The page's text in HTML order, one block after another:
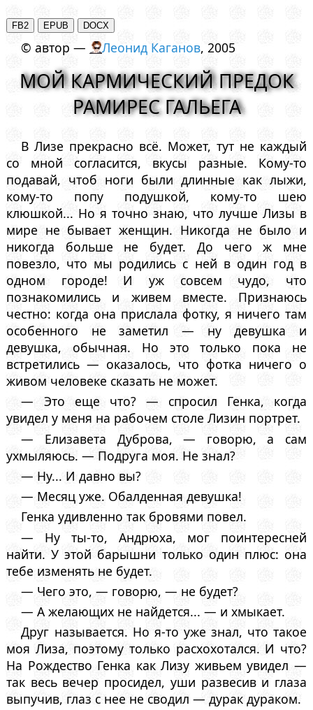
© автор — Леонид Каганов, 2005
МОЙ КАРМИЧЕСКИЙ ПРЕДОК
РАМИРЕС ГАЛЬЕГА
В Лизе прекрасно всё. Может, тут не каждый
со мной согласится, вкусы разные. Кому-то
подавай, чтоб ноги были длинные как лыжи,
кому-то попу подушкой, кому-то шею
клюшкой... Но я точно знаю, что лучше Лизы в
мире не бывает женщин. Никогда не было и
никогда больше не будет. До чего ж мне
повезло, что мы родились с ней в один год в
одном городе! И уж совсем чудо, что
познакомились и живем вместе. Признаюсь
честно: когда она прислала фотку, я ничего там
особенного не заметил — ну девушка и
девушка, обычная. Но это только пока не
встретились — оказалось, что фотка ничего о
живом человеке сказать не может.
— Это еще что? — спросил Генка, когда
увидел у меня на рабочем столе Лизин портрет.
— Елизавета Дуброва, — говорю, а сам
ухмыляюсь. — Подруга моя. Не знал?
— Ну... И давно вы?
— Месяц уже. Обалденная девушка!
Генка удивленно так бровями повел.
— Ну ты-то, Андрюха, мог поинтересней
найти. У этой барышни только один плюс: она
тебе изменять не будет.
— Чего это, — говорю, — не будет?
— А желающих не найдется... — и хмыкает.
Друг называется. Но я-то уже знал, что такое
моя Лиза, поэтому только расхохотался. И что?
На Рождество Генка как Лизу живьем увидел —
так весь вечер просидел, уши развесив и глаза
выпучив, глаз с нее не сводил — дурак дураком.